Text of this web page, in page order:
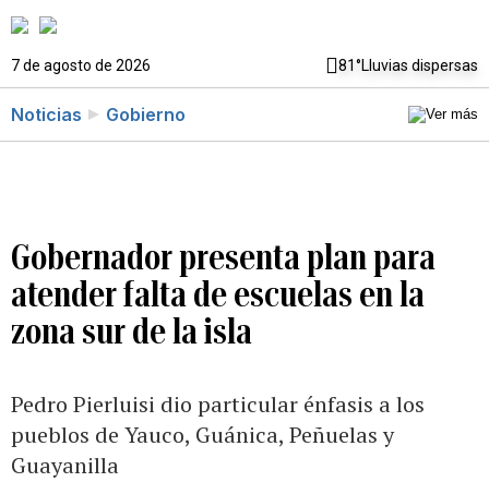
7 de agosto de 2026 81°Lluvias dispersas
Noticias Gobierno
Gobernador presenta plan para
atender falta de escuelas en la
zona sur de la isla
Pedro Pierluisi dio particular énfasis a los
pueblos de Yauco, Guánica, Peñuelas y
Guayanilla